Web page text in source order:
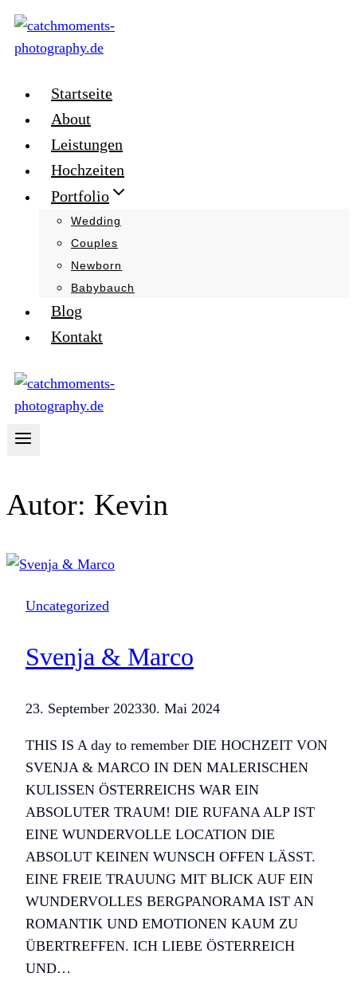
Zum
Inhalt
Startseite
About
Leistungen
Hochzeiten
Portfolio
Wedding
Couples
Newborn
Babybauch
Blog
Kontakt
Autor: Kevin
Uncategorized
Svenja & Marco
23. September 202330. Mai 2024
THIS IS A day to remember DIE HOCHZEIT VON
SVENJA & MARCO IN DEN MALERISCHEN
KULISSEN ÖSTERREICHS WAR EIN
ABSOLUTER TRAUM! DIE RUFANA ALP IST
EINE WUNDERVOLLE LOCATION DIE
ABSOLUT KEINEN WUNSCH OFFEN LÄSST.
EINE FREIE TRAUUNG MIT BLICK AUF EIN
WUNDERVOLLES BERGPANORAMA IST AN
ROMANTIK UND EMOTIONEN KAUM ZU
ÜBERTREFFEN. ICH LIEBE ÖSTERREICH
UND…